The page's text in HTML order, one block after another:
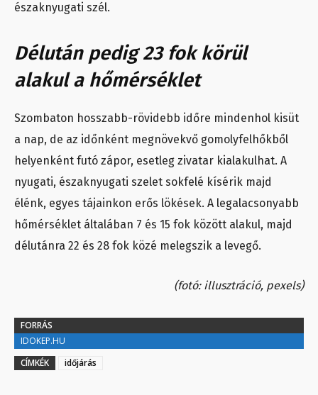
északnyugati szél.
Délután pedig 23 fok körül
alakul a hőmérséklet
Szombaton hosszabb-rövidebb időre mindenhol kisüt
a nap, de az időnként megnövekvő gomolyfelhőkből
helyenként futó zápor, esetleg zivatar kialakulhat. A
nyugati, északnyugati szelet sokfelé kísérik majd
élénk, egyes tájainkon erős lökések. A legalacsonyabb
hőmérséklet általában 7 és 15 fok között alakul, majd
délutánra 22 és 28 fok közé melegszik a levegő.
(fotó: illusztráció, pexels)
FORRÁS
IDOKEP.HU
CÍMKÉK
időjárás